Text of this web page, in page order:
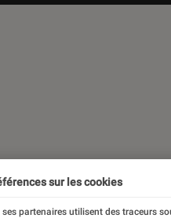
sur les cookies
ses partenaires utilisent des traceurs